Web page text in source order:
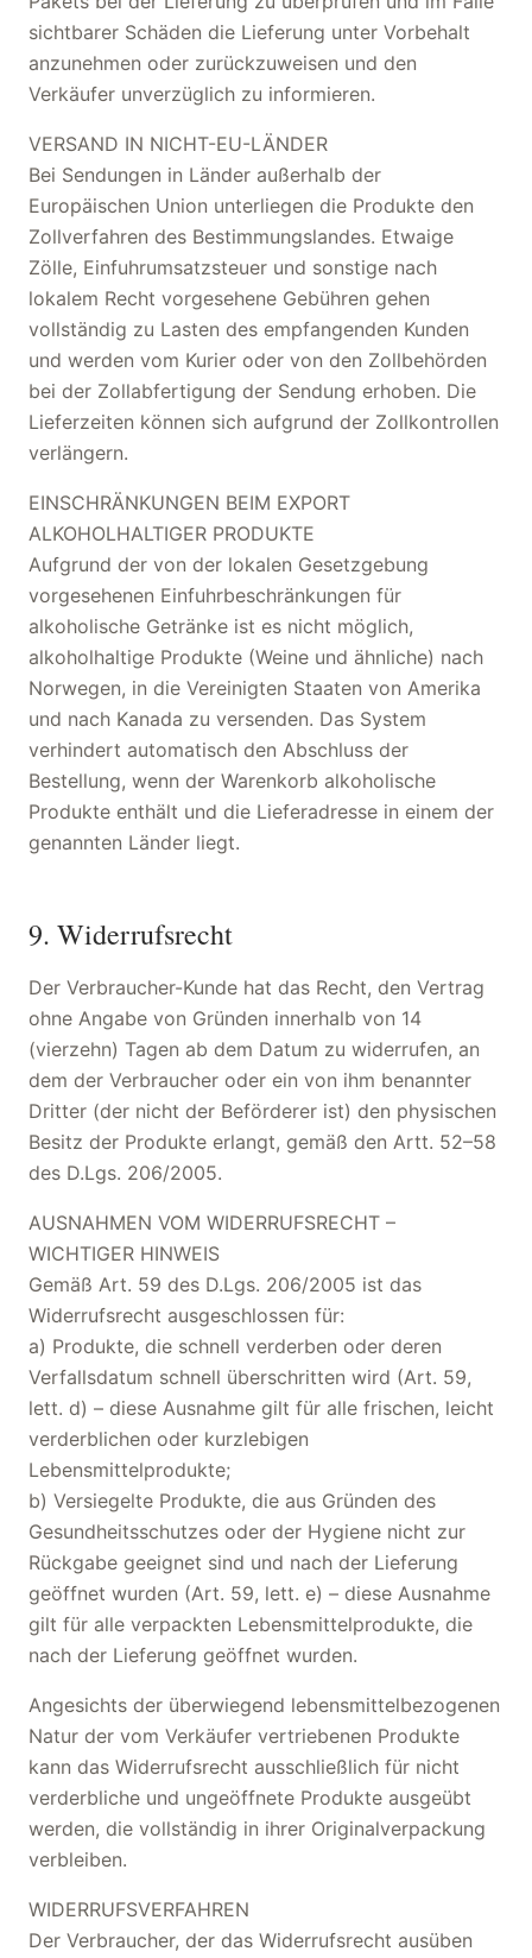
sichtbarer Schäden die Lieferung unter Vorbehalt
anzunehmen oder zurückzuweisen und den
Verkäufer unverzüglich zu informieren.
VERSAND IN NICHT-EU-LÄNDER
Bei Sendungen in Länder außerhalb der
Europäischen Union unterliegen die Produkte den
Zollverfahren des Bestimmungslandes. Etwaige
Zölle, Einfuhrumsatzsteuer und sonstige nach
lokalem Recht vorgesehene Gebühren gehen
vollständig zu Lasten des empfangenden Kunden
und werden vom Kurier oder von den Zollbehörden
bei der Zollabfertigung der Sendung erhoben. Die
Lieferzeiten können sich aufgrund der Zollkontrollen
verlängern.
EINSCHRÄNKUNGEN BEIM EXPORT
ALKOHOLHALTIGER PRODUKTE
Aufgrund der von der lokalen Gesetzgebung
vorgesehenen Einfuhrbeschränkungen für
alkoholische Getränke ist es nicht möglich,
alkoholhaltige Produkte (Weine und ähnliche) nach
Norwegen, in die Vereinigten Staaten von Amerika
und nach Kanada zu versenden. Das System
verhindert automatisch den Abschluss der
Bestellung, wenn der Warenkorb alkoholische
Produkte enthält und die Lieferadresse in einem der
genannten Länder liegt.
9. Widerrufsrecht
Der Verbraucher-Kunde hat das Recht, den Vertrag
ohne Angabe von Gründen innerhalb von 14
(vierzehn) Tagen ab dem Datum zu widerrufen, an
dem der Verbraucher oder ein von ihm benannter
Dritter (der nicht der Beförderer ist) den physischen
Besitz der Produkte erlangt, gemäß den Artt. 52–58
des D.Lgs. 206/2005.
AUSNAHMEN VOM WIDERRUFSRECHT –
WICHTIGER HINWEIS
Gemäß Art. 59 des D.Lgs. 206/2005 ist das
Widerrufsrecht ausgeschlossen für:
a) Produkte, die schnell verderben oder deren
Verfallsdatum schnell überschritten wird (Art. 59,
lett. d) – diese Ausnahme gilt für alle frischen, leicht
verderblichen oder kurzlebigen
Lebensmittelprodukte;
b) Versiegelte Produkte, die aus Gründen des
Gesundheitsschutzes oder der Hygiene nicht zur
Rückgabe geeignet sind und nach der Lieferung
geöffnet wurden (Art. 59, lett. e) – diese Ausnahme
gilt für alle verpackten Lebensmittelprodukte, die
nach der Lieferung geöffnet wurden.
Angesichts der überwiegend lebensmittelbezogenen
Natur der vom Verkäufer vertriebenen Produkte
kann das Widerrufsrecht ausschließlich für nicht
verderbliche und ungeöffnete Produkte ausgeübt
werden, die vollständig in ihrer Originalverpackung
verbleiben.
WIDERRUFSVERFAHREN
Der Verbraucher, der das Widerrufsrecht ausüben